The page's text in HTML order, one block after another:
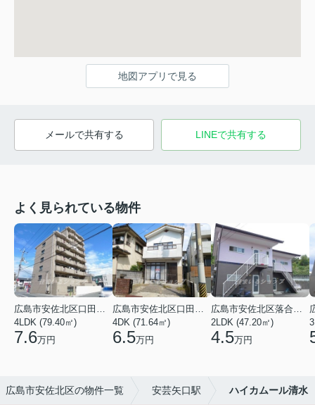
地図アプリで見る
メールで共有する LINEで共有する
よく見られている物件
広島市安佐北区口田３丁目
4LDK (79.40㎡)
7.6万円
広島市安佐北区口田５丁目
4DK (71.64㎡)
6.5万円
広島市安佐北区落合南９丁目
2LDK (47.20㎡)
4.5万円
広島市安佐北区の物件一覧 安芸矢口駅 ハイカムール清水